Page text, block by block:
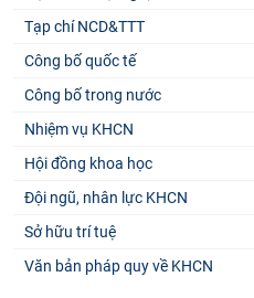
Tạp chí NCD&TTT
Công bố quốc tế
Công bố trong nước
Nhiệm vụ KHCN
Hội đồng khoa học
Đội ngũ, nhân lực KHCN
Sở hữu trí tuệ
Văn bản pháp quy về KHCN